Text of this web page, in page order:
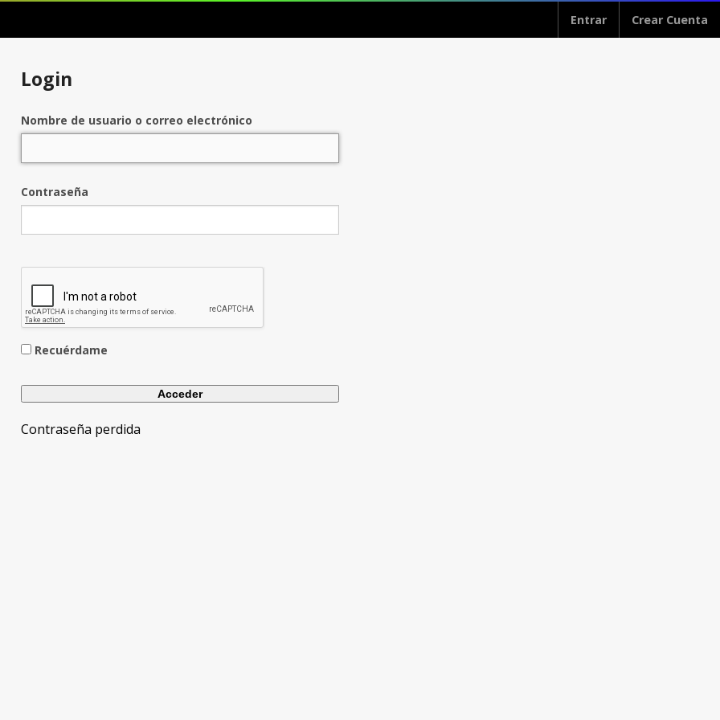
Entrar Crear Cuenta
Login
Nombre de usuario o correo electrónico
Contraseña
Recuérdame
Contraseña perdida